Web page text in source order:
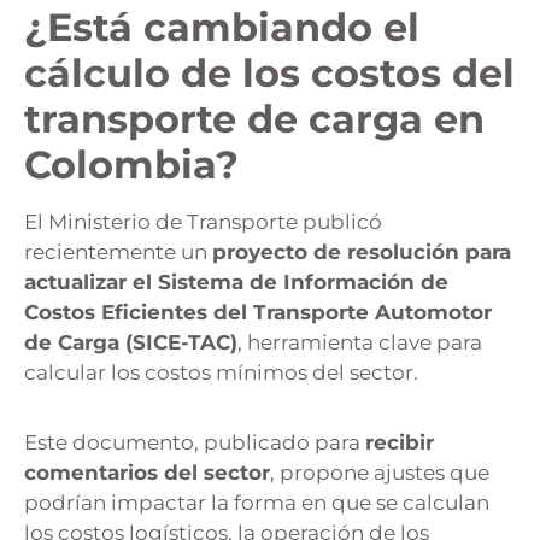
¿Está cambiando el
cálculo de los costos del
transporte de carga en
Colombia?
El Ministerio de Transporte publicó
recientemente un proyecto de resolución para
actualizar el Sistema de Información de
Costos Eficientes del Transporte Automotor
de Carga (SICE-TAC), herramienta clave para
calcular los costos mínimos del sector.
Este documento, publicado para recibir
comentarios del sector, propone ajustes que
podrían impactar la forma en que se calculan
los costos logísticos, la operación de los